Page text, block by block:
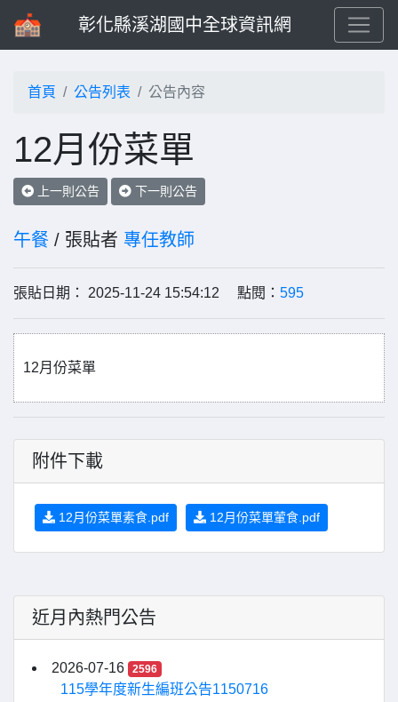
彰化縣溪湖國中全球資訊網
首頁 公告列表 公告內容
12月份菜單
上一則公告 下一則公告
午餐 / 張貼者 專任教師
張貼日期： 2025-11-24 15:54:12 點閱： 595
12月份菜單
附件下載
12月份菜單素食.pdf 12月份菜單葷食.pdf
近月內熱門公告
2026-07-16 2596
115學年度新生編班公告1150716